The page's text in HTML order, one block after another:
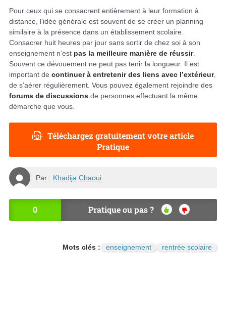
Pour ceux qui se consacrent entièrement à leur formation à
distance, l’idée générale est souvent de se créer un planning
similaire à la présence dans un établissement scolaire.
Consacrer huit heures par jour sans sortir de chez soi à son
enseignement n’est pas la meilleure manière de réussir.
Souvent ce dévouement ne peut pas tenir la longueur. Il est
important de continuer à entretenir des liens avec l’extérieur,
de s’aérer régulièrement. Vous pouvez également rejoindre des
forums de discussions de personnes effectuant la même
démarche que vous.
Téléchargez gratuitement votre article
Pratique
Par : Khadija Chaoui
0 Pratique ou pas ?
OU
NO
Mots clés : enseignement rentrée scolaire